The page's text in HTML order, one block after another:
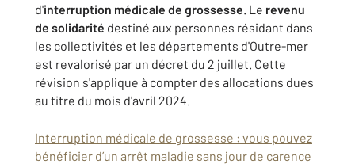
d'interruption médicale de grossesse . Le revenu
de solidarité destiné aux personnes résidant dans
les collectivités et les départements d'Outre-mer
est revalorisé par un décret du 2 juillet. Cette
révision s'applique à compter des allocations dues
au titre du mois d'avril 2024.
Interruption médicale de grossesse : vous pouvez
bénéficier d’un arrêt maladie sans jour de carence